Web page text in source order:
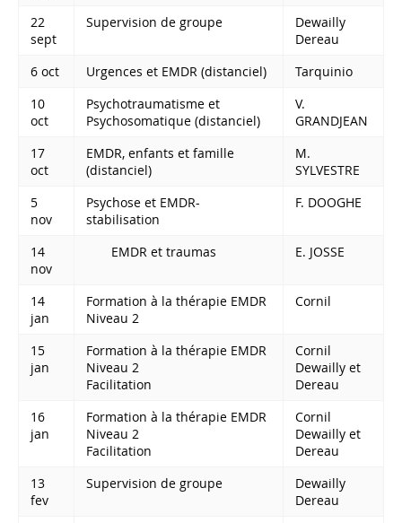
22
sept
Supervision de groupe
Dewailly
Dereau
6 oct
Urgences et EMDR (distanciel)
Tarquinio
10
oct
Psychotraumatisme et
Psychosomatique (distanciel)
V.
GRANDJEAN
17
oct
EMDR, enfants et famille
(distanciel)
M.
SYLVESTRE
5
nov
Psychose et EMDR-
stabilisation
F. DOOGHE
14
nov
EMDR et traumas E. JOSSE
14
jan
Formation à la thérapie EMDR
Niveau 2
Cornil
15
jan
Formation à la thérapie EMDR
Niveau 2
Facilitation
Cornil
Dewailly et
Dereau
16
jan
Formation à la thérapie EMDR
Niveau 2
Facilitation
Cornil
Dewailly et
Dereau
13
fev
Supervision de groupe
Dewailly
Dereau